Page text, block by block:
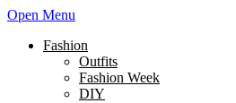
Open Menu
Fashion
Outfits
Fashion Week
DIY